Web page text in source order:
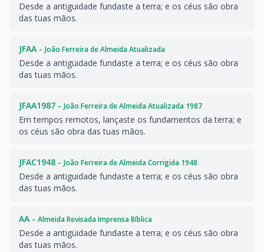
Desde a antiguidade fundaste a terra; e os céus são obra
das tuas mãos.
JFAA - João Ferreira de Almeida Atualizada
Desde a antigüidade fundaste a terra; e os céus são obra
das tuas mãos.
JFAA1987 - João Ferreira de Almeida Atualizada 1987
Em tempos remotos, lançaste os fundamentos da terra; e
os céus são obra das tuas mãos.
JFAC1948 - João Ferreira de Almeida Corrigida 1948
Desde a antiguidade fundaste a terra; e os céus são obra
das tuas mãos.
AA - Almeida Revisada Imprensa Bíblica
Desde a antigüidade fundaste a terra; e os céus são obra
das tuas mãos.